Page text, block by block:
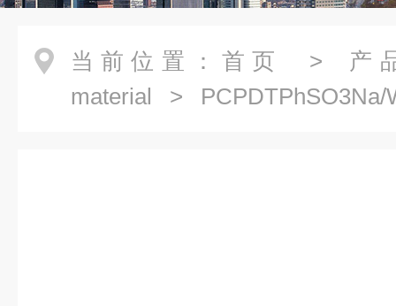
当前位置： 首页 > 产
material >